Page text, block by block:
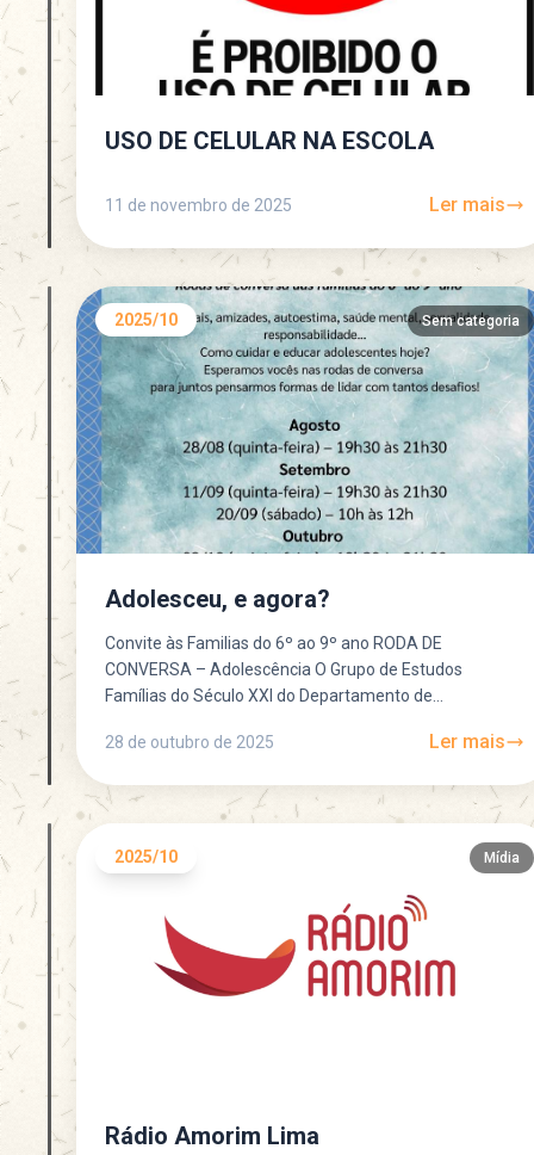
USO DE CELULAR NA ESCOLA
11 de novembro de 2025 Ler mais
2025/10 Sem categoria
Adolesceu, e agora?
Convite às Familias do 6º ao 9º ano RODA DE
CONVERSA – Adolescência O Grupo de Estudos
Famílias do Século XXI do Departamento de
28 de outubro de 2025
Ler mais
2025/10 Mídia
Rádio Amorim Lima